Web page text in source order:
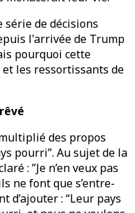
série de décisions
l'arrivée de Trump
pourquoi cette
les ressortissants de
des propos
pourri”. Au sujet de la
: ”Je n’en veux pas
ne font que s’entre-
d’ajouter : “Leur pays